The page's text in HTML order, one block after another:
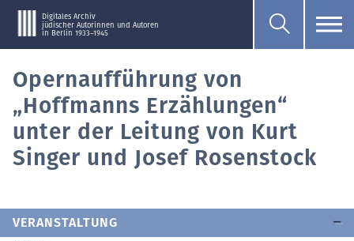
Digitales Archiv
jüdischer Autorinnen und Autoren
in Berlin 1933–1945
Opernaufführung von
„Hoffmanns Erzählungen“
unter der Leitung von Kurt
Singer und Josef Rosenstock
VERANSTALTUNG